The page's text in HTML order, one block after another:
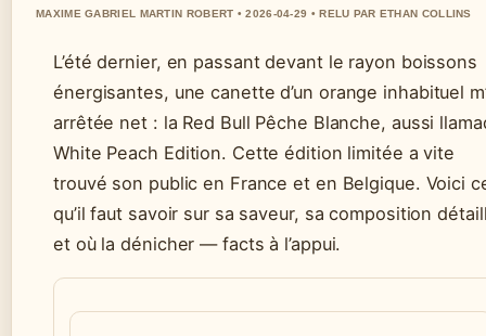
MAXIME GABRIEL MARTIN ROBERT • 2026-04-29 • RELU PAR ETHAN COLLINS
L’été dernier, en passant devant le rayon boissons
énergisantes, une canette d’un orange inhabituel
arrêtée net : la Red Bull Pêche Blanche, aussi
White Peach Edition. Cette édition limitée a vite
trouvé son public en France et en Belgique. Voici
qu’il faut savoir sur sa saveur, sa composition
et où la dénicher — facts à l’appui.